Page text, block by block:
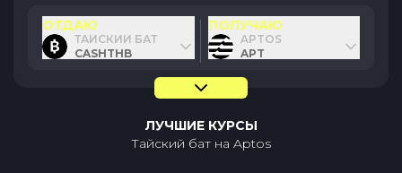
ОТДАЮ
ТАЙСКИЙ БАТ
CASHTHB
ПОЛУЧАЮ
APTOS
APT
ЛУЧШИЕ КУРСЫ
Тайский бат на Aptos